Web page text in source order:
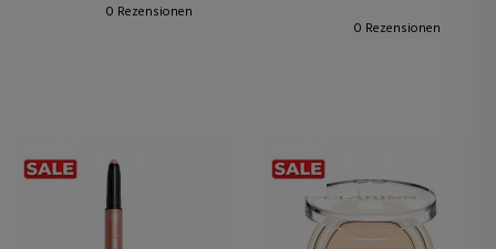
0 Rezensionen
0 Rezensionen